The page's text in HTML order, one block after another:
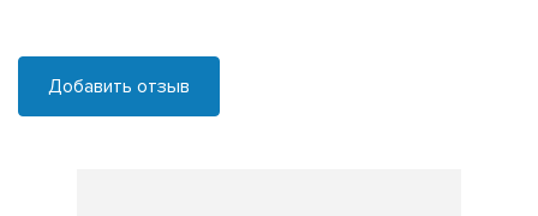
Добавить отзыв